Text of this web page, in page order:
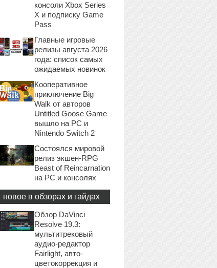
консоли Xbox Series
X и подписку Game
Pass
Главные игровые
релизы августа 2026
года: список самых
ожидаемых новинок
Кооперативное
приключение Big
Walk от авторов
Untitled Goose Game
вышло на PC и
Nintendo Switch 2
Состоялся мировой
релиз экшен-RPG
Beast of Reincarnation
на PC и консолях
новое в обзорах и гайдах
Обзор DaVinci
Resolve 19.3:
мультитрековый
аудио-редактор
Fairlight, авто-
цветокоррекция и